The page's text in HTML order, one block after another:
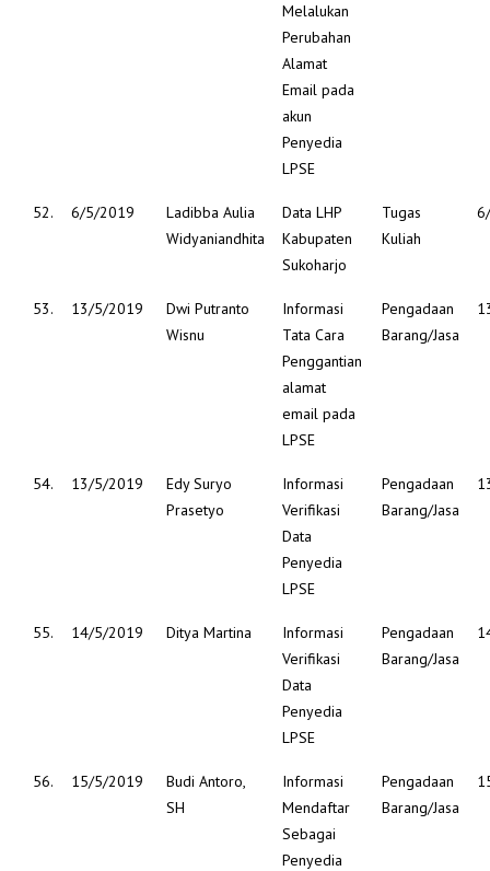
Melalukan
Perubahan
Alamat
Email pada
akun
Penyedia
LPSE
52. 6/5/2019
Ladibba Aulia
Widyaniandhita
Data LHP
Kabupaten
Sukoharjo
Tugas
Kuliah
53. 13/5/2019
Dwi Putranto
Wisnu
Informasi
Tata Cara
Penggantian
alamat
email pada
LPSE
Pengadaan
Barang/Jasa
54. 13/5/2019
Edy Suryo
Prasetyo
Informasi
Verifikasi
Data
Penyedia
LPSE
Pengadaan
Barang/Jasa
55. 14/5/2019 Ditya Martina
Informasi
Verifikasi
Data
Penyedia
LPSE
Pengadaan
Barang/Jasa
56. 15/5/2019
Budi Antoro,
SH
Informasi
Mendaftar
Sebagai
Penyedia
Pengadaan
Barang/Jasa